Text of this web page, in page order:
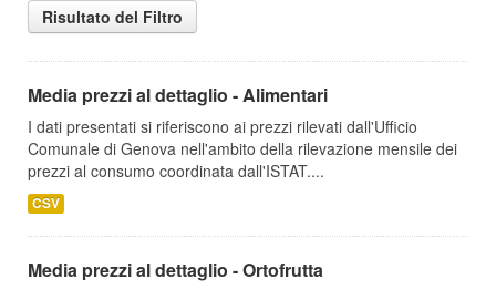
Risultato del Filtro
Media prezzi al dettaglio - Alimentari
I dati presentati si riferiscono ai prezzi rilevati dall'Ufficio
Comunale di Genova nell'ambito della rilevazione mensile dei
prezzi al consumo coordinata dall'ISTAT....
CSV
Media prezzi al dettaglio - Ortofrutta